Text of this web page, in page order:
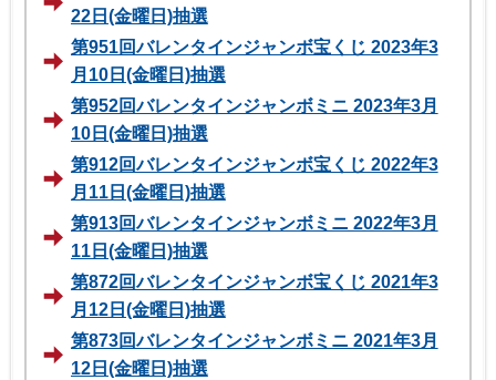
22日(金曜日)抽選
第951回バレンタインジャンボ宝くじ 2023年3
月10日(金曜日)抽選
第952回バレンタインジャンボミニ 2023年3月
10日(金曜日)抽選
第912回バレンタインジャンボ宝くじ 2022年3
月11日(金曜日)抽選
第913回バレンタインジャンボミニ 2022年3月
11日(金曜日)抽選
第872回バレンタインジャンボ宝くじ 2021年3
月12日(金曜日)抽選
第873回バレンタインジャンボミニ 2021年3月
12日(金曜日)抽選